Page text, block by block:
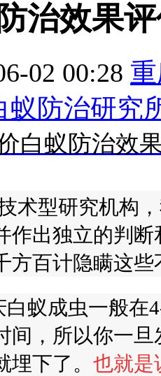
治效果
02 00:28
蚁防治研究
白蚁防治效
术型研究机构
作出独立的判
方百计隐瞒这
白蚁成虫一般在
间，所以你一
埋下了。 也就是